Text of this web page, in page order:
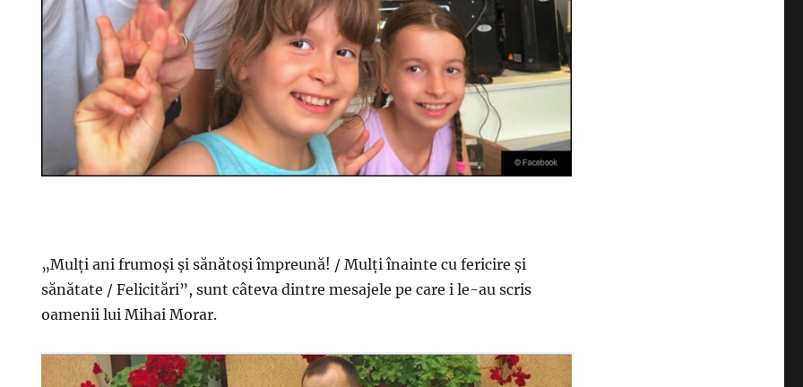
„Mulţi ani frumoşi şi sănătoşi împreună! / Mulţi înainte cu fericire şi
sănătate / Felicitări”, sunt câteva dintre mesajele pe care i le-au scris
oamenii lui Mihai Morar.